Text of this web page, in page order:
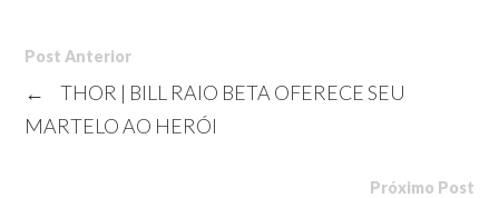
Post Anterior
←
THOR | BILL RAIO BETA OFERECE SEU
MARTELO AO HERÓI
Próximo Post